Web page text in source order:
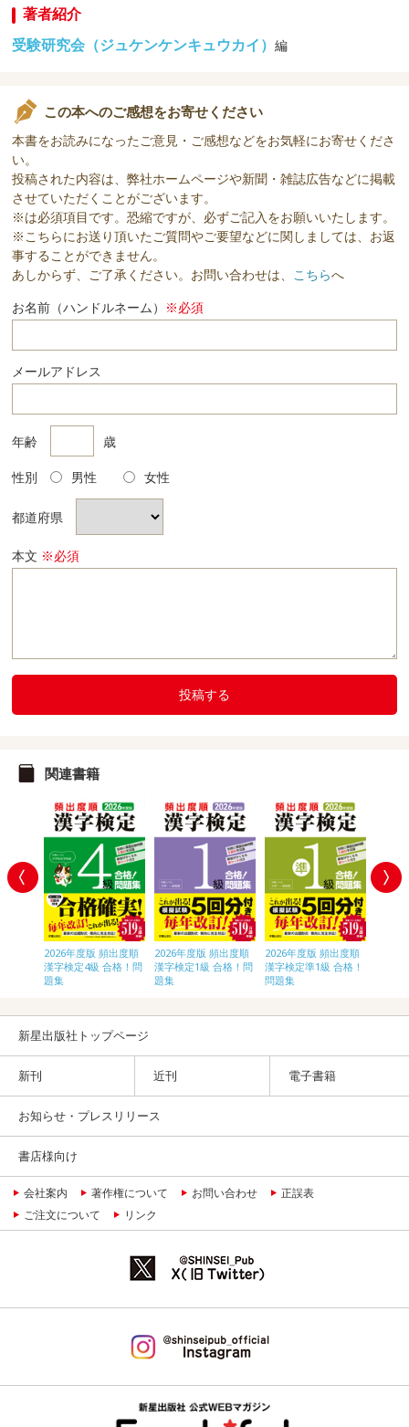
著者紹介
受験研究会（ジュケンケンキュウカイ）編
この本へのご感想をお寄せください
本書をお読みになったご意見・ご感想などをお気軽にお寄せくださ
い。
投稿された内容は、弊社ホームページや新聞・雑誌広告などに掲載
させていただくことがございます。
※は必須項目です。恐縮ですが、必ずご記入をお願いいたします。
※こちらにお送り頂いたご質問やご要望などに関しましては、お返
事することができません。
あしからず、ご了承ください。お問い合わせは、 こちらへ
お名前（ハンドルネーム） ※必須
メールアドレス
年齢 歳
性別 男性 女性
都道府県
本文 ※必須
投稿する
関連書籍
2026年度版 頻出度順
漢字検定4級 合格！問
題集
2026年度版 頻出度順
漢字検定1級 合格！問
題集
2026年度版 頻出度順
漢字検定準1級 合格！
問題集
新星出版社トップページ
新刊 近刊 電子書籍
お知らせ・プレスリリース
書店様向け
会社案内 著作権について お問い合わせ
正誤表
ご注文について
リンク